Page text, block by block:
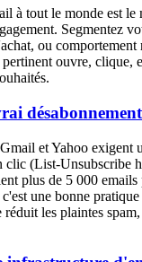
à tout le monde est le
Segmentez
ou comportement
ouvre, clique,
et Yahoo exigent
clic (List-Unsubscribe
plus de 5 000
une bonne
réduit les plaintes